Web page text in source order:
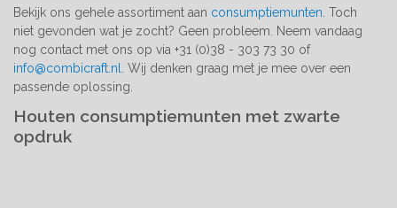
Bekijk ons gehele assortiment aan consumptiemunten . Toch
niet gevonden wat je zocht? Geen probleem. Neem vandaag
nog contact met ons op via +31 (0)38 - 303 73 30 of
info@combicraft.nl
. Wij denken graag met je mee over een
passende oplossing.
Houten consumptiemunten met zwarte
opdruk